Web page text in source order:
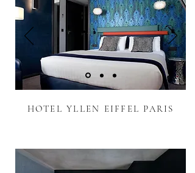
HOTEL YLLEN EIFFEL PARIS